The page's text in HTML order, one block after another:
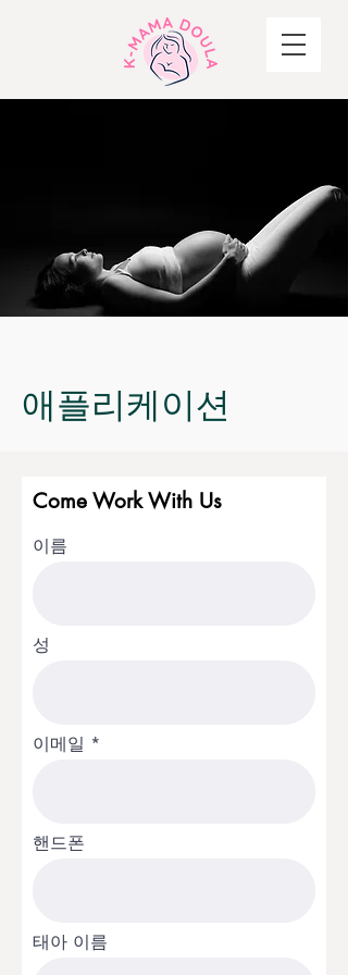
애플리케이션
Come Work With Us
이름
성
이메일
핸드폰
태아 이름